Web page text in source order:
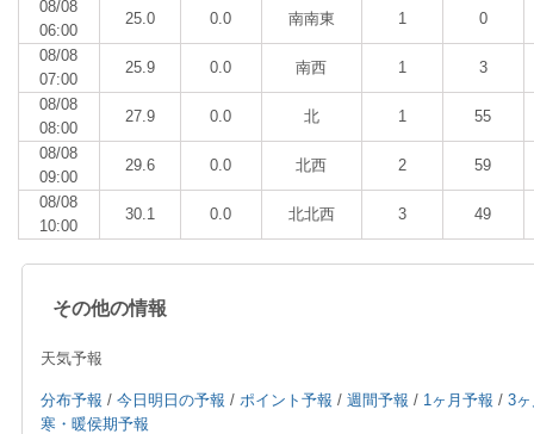
08/08
06:00
25.0 0.0 南南東 1 0
08/08
07:00
25.9 0.0 南西 1 3
08/08
08:00
27.9 0.0 北 1 55
08/08
09:00
29.6 0.0 北西 2 59
08/08
10:00
30.1 0.0 北北西 3 49
その他の情報
天気予報
分布予報 / 今日明日の予報 / ポイント予報 / 週間予報 / 1ヶ月予報 / 3
寒・暖侯期予報